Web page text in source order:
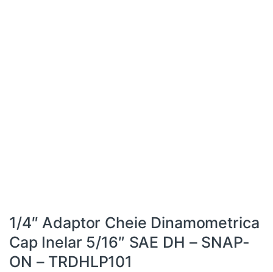
1/4″ Adaptor Cheie Dinamometrica
Cap Inelar 5/16″ SAE DH – SNAP-
ON – TRDHLP101